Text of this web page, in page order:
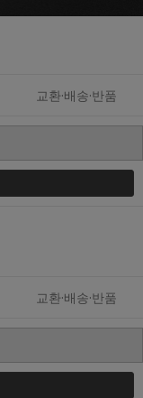
교환·배송·반품
교환·배송·반품